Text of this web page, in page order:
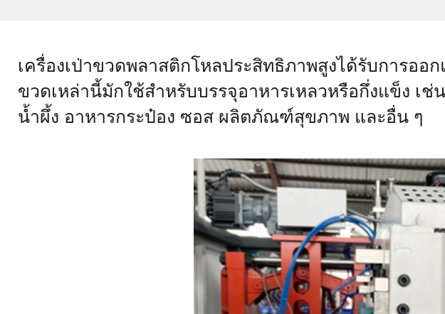
เครื่องเป่าขวดพลาสติกโหลประสิทธิภาพสูงได้รับการอ
ขวดเหล่านี้มักใช้สำหรับบรรจุอาหารเหลวหรือกึ่งแข็ง เ
น้ำผึ้ง อาหารกระป๋อง ซอส ผลิตภัณฑ์สุขภาพ และอื่น ๆ